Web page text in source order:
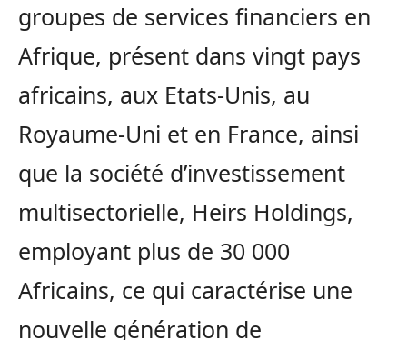
groupes de services financiers en
Afrique, présent dans vingt pays
africains, aux Etats-Unis, au
Royaume-Uni et en France, ainsi
que la société d’investissement
multisectorielle, Heirs Holdings,
employant plus de 30 000
Africains, ce qui caractérise une
nouvelle génération de